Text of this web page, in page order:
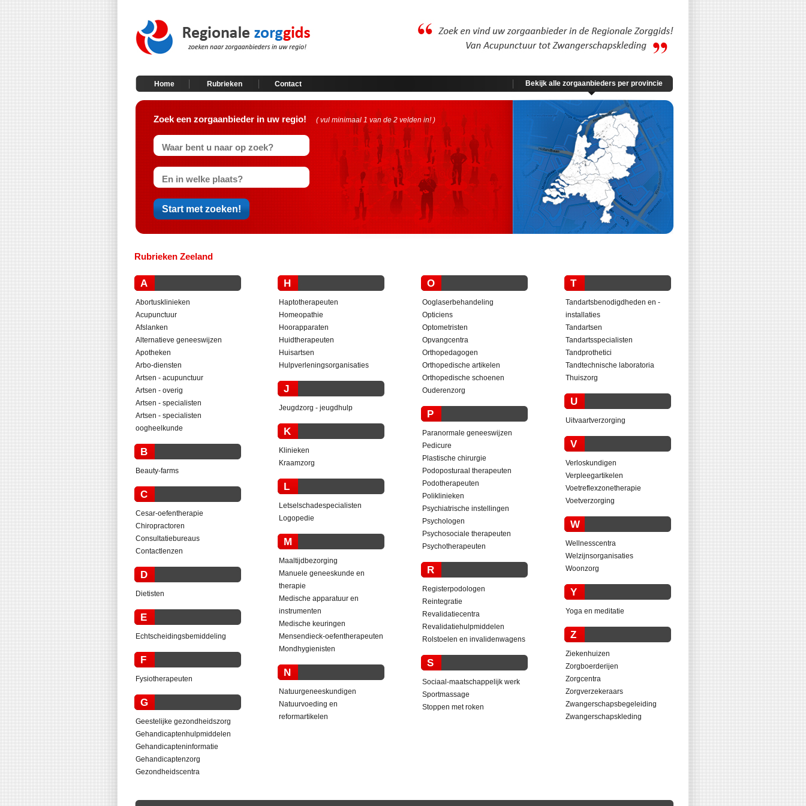
Home Rubrieken Contact Bekijk alle zorgaanbieders per provincie
Zoek een zorgaanbieder in uw regio! ( vul minimaal 1 van de 2 velden in! )
Rubrieken Zeeland
A
Abortusklinieken
Acupunctuur
Afslanken
Alternatieve geneeswijzen
Apotheken
Arbo-diensten
Artsen - acupunctuur
Artsen - overig
Artsen - specialisten
Artsen - specialisten
oogheelkunde
B
Beauty-farms
C
Cesar-oefentherapie
Chiropractoren
Consultatiebureaus
Contactlenzen
D
Dietisten
E
Echtscheidingsbemiddeling
F
Fysiotherapeuten
G
Geestelijke gezondheidszorg
Gehandicaptenhulpmiddelen
Gehandicapteninformatie
Gehandicaptenzorg
Gezondheidscentra
H
Haptotherapeuten
Homeopathie
Hoorapparaten
Huidtherapeuten
Huisartsen
Hulpverleningsorganisaties
J
Jeugdzorg - jeugdhulp
K
Klinieken
Kraamzorg
L
Letselschadespecialisten
Logopedie
M
Maaltijdbezorging
Manuele geneeskunde en
therapie
Medische apparatuur en
instrumenten
Medische keuringen
Mensendieck-oefentherapeuten
Mondhygienisten
N
Natuurgeneeskundigen
Natuurvoeding en
reformartikelen
O
Ooglaserbehandeling
Opticiens
Optometristen
Opvangcentra
Orthopedagogen
Orthopedische artikelen
Orthopedische schoenen
Ouderenzorg
P
Paranormale geneeswijzen
Pedicure
Plastische chirurgie
Podoposturaal therapeuten
Podotherapeuten
Poliklinieken
Psychiatrische instellingen
Psychologen
Psychosociale therapeuten
Psychotherapeuten
R
Registerpodologen
Reintegratie
Revalidatiecentra
Revalidatiehulpmiddelen
Rolstoelen en invalidenwagens
S
Sociaal-maatschappelijk werk
Sportmassage
Stoppen met roken
T
Tandartsbenodigdheden en -
installaties
Tandartsen
Tandartsspecialisten
Tandprothetici
Tandtechnische laboratoria
Thuiszorg
U
Uitvaartverzorging
V
Verloskundigen
Verpleegartikelen
Voetreflexzonetherapie
Voetverzorging
W
Wellnesscentra
Welzijnsorganisaties
Woonzorg
Y
Yoga en meditatie
Z
Ziekenhuizen
Zorgboerderijen
Zorgcentra
Zorgverzekeraars
Zwangerschapsbegeleiding
Zwangerschapskleding